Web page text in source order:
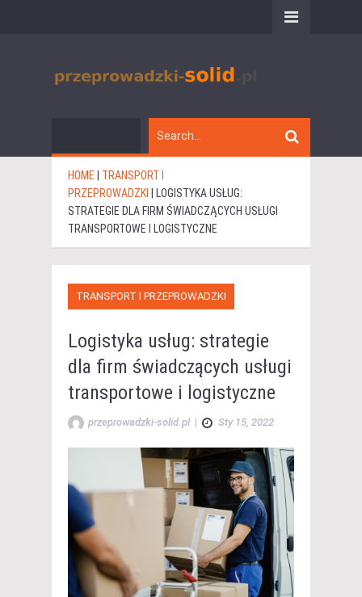
HOME
TRANSPORT I
PRZEPROWADZKI
LOGISTYKA USŁUG:
STRATEGIE DLA FIRM ŚWIADCZĄCYCH USŁUGI
TRANSPORTOWE I LOGISTYCZNE
TRANSPORT I PRZEPROWADZKI
Logistyka usług: strategie
dla firm świadczących usługi
transportowe i logistyczne
przeprowadzki-solid.pl | Sty 15, 2022